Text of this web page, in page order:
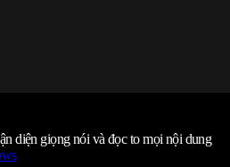
diện giọng nói và đọc to mọi nội dung